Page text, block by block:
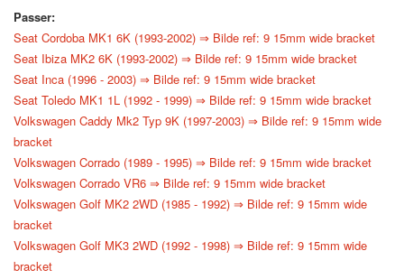
Passer:
Seat Cordoba MK1 6K (1993-2002) ⇒ Bilde ref: 9 15mm wide bracket
Seat Ibiza MK2 6K (1993-2002) ⇒ Bilde ref: 9 15mm wide bracket
Seat Inca (1996 - 2003) ⇒ Bilde ref: 9 15mm wide bracket
Seat Toledo MK1 1L (1992 - 1999) ⇒ Bilde ref: 9 15mm wide bracket
Volkswagen Caddy Mk2 Typ 9K (1997-2003) ⇒ Bilde ref: 9 15mm wide
bracket
Volkswagen Corrado (1989 - 1995) ⇒ Bilde ref: 9 15mm wide bracket
Volkswagen Corrado VR6 ⇒ Bilde ref: 9 15mm wide bracket
Volkswagen Golf MK2 2WD (1985 - 1992) ⇒ Bilde ref: 9 15mm wide
bracket
Volkswagen Golf MK3 2WD (1992 - 1998) ⇒ Bilde ref: 9 15mm wide
bracket